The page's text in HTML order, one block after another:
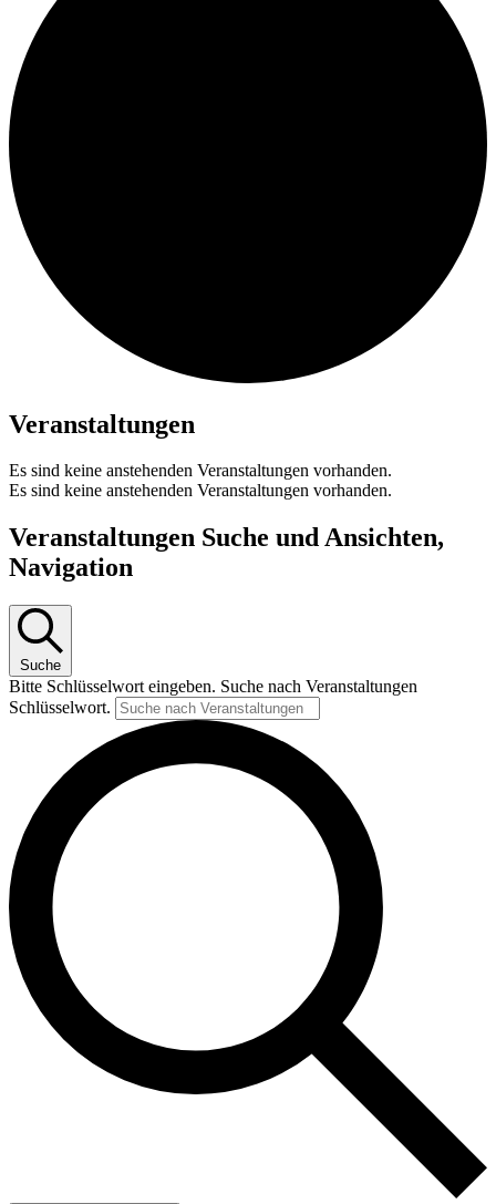
Veranstaltungen
Es sind keine anstehenden Veranstaltungen vorhanden.
Es sind keine anstehenden Veranstaltungen vorhanden.
Veranstaltungen Suche und Ansichten,
Navigation
Suche
Bitte Schlüsselwort eingeben. Suche nach Veranstaltungen
Schlüsselwort.